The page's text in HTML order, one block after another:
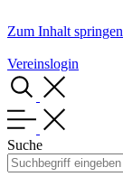
Zum Inhalt springen
Vereinslogin
Suche